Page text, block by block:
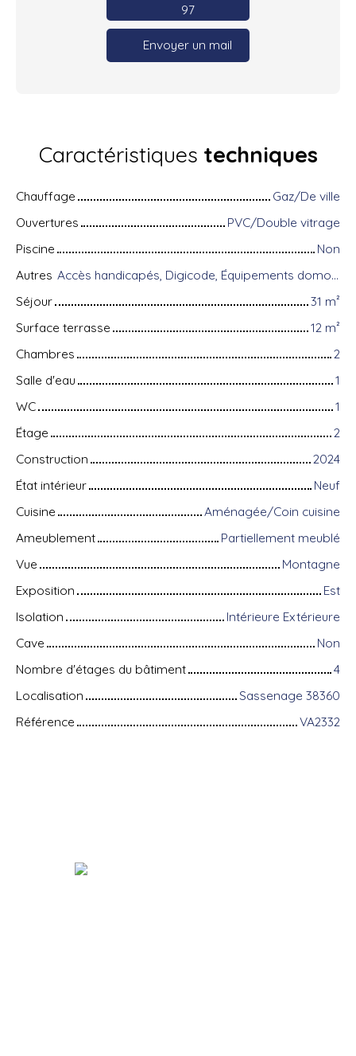
97
Envoyer un mail
Caractéristiques techniques
Chauffage
Gaz/De ville
Ouvertures
PVC/Double vitrage
Piscine
Non
Autres
Accès handicapés, Digicode, Équipements domotiques, Fibre optique, Interphone, Local à vélo, Portail motorisé, Visiophone, Volets électriques
Séjour
31 m²
Surface terrasse
12 m²
Chambres
2
Salle d'eau
1
WC
1
Étage
2
Construction
2024
État intérieur
Neuf
Cuisine
Aménagée/Coin cuisine
Ameublement
Partiellement meublé
Vue
Montagne
Exposition
Est
Isolation
Intérieure Extérieure
Cave
Non
Nombre d'étages du bâtiment
4
Localisation
Sassenage 38360
Référence
VA2332